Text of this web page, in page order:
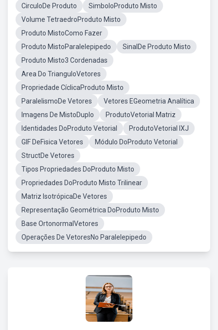
CirculoDe Produto
SimboloProduto Misto
Volume TetraedroProduto Misto
Produto MistoComo Fazer
Produto MistoParalelepipedo
SinalDe Produto Misto
Produto Misto3 Cordenadas
Area Do TrianguloVetores
Propriedade CíclicaProduto Misto
ParalelismoDe Vetores
Vetores EGeometria Analítica
Imagens De MistoDuplo
ProdutoVetorial Matriz
Identidades DoProduto Vetorial
ProdutoVetorial IXJ
GIF DeFisica Vetores
Módulo DoProduto Vetorial
StructDe Vetores
Tipos Propriedades DoProduto Misto
Propriedades DoProduto Misto Trilinear
Matriz IsotrópicaDe Vetores
Representação Geométrica DoProduto Misto
Base OrtonormalVetores
Operações De VetoresNo Paralelepipedo